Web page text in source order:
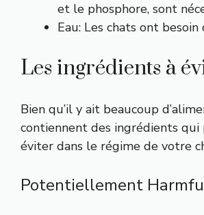
et le phosphore, sont
Eau: Les chats ont
Les ingrédients à
Bien qu’il y ait beaucoup
contiennent des ingrédients
éviter dans le régime de votre
Potentiellement